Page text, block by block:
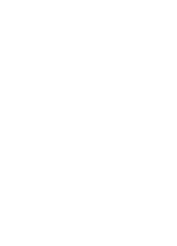
giặt đồ trẻ
giúp tiết